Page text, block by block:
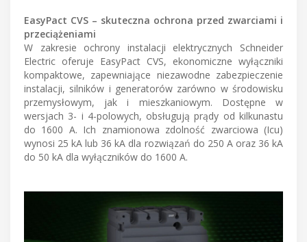
EasyPact CVS – skuteczna ochrona przed zwarciami i
przeciążeniami
W zakresie ochrony instalacji elektrycznych Schneider
Electric oferuje EasyPact CVS, ekonomiczne wyłączniki
kompaktowe, zapewniające niezawodne zabezpieczenie
instalacji, silników i generatorów zarówno w środowisku
przemysłowym, jak i mieszkaniowym. Dostępne w
wersjach 3- i 4-polowych, obsługują prądy od kilkunastu
do 1600 A. Ich znamionowa zdolność zwarciowa (Icu)
wynosi 25 kA lub 36 kA dla rozwiązań do 250 A oraz 36 kA
do 50 kA dla wyłączników do 1600 A.